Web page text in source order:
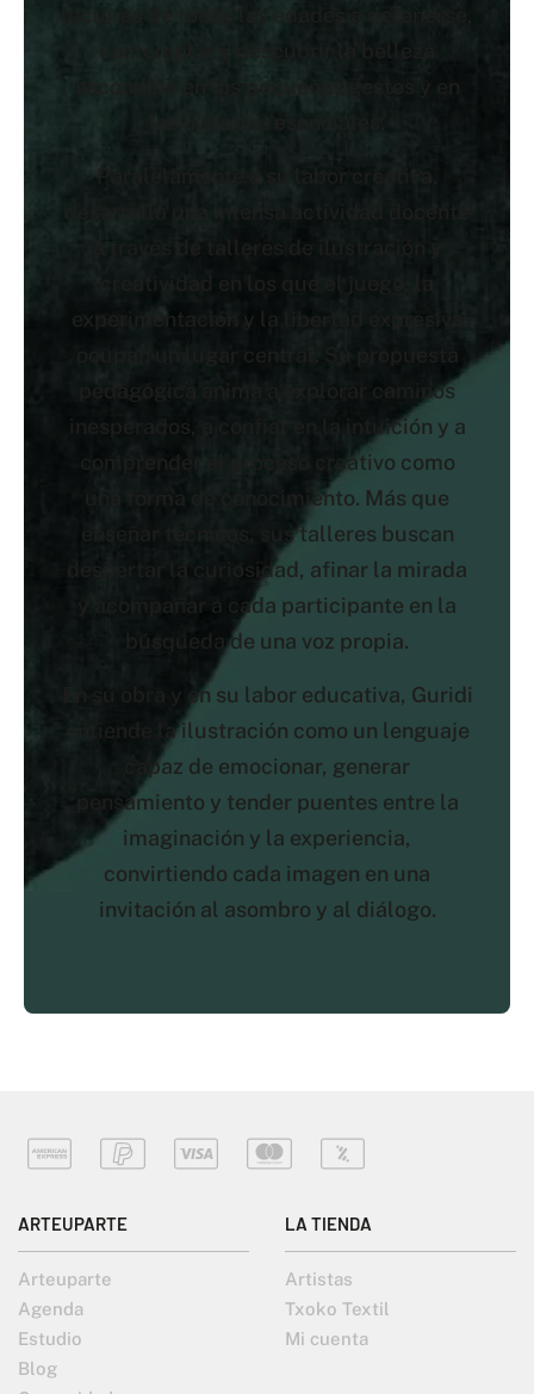
Paralelamente a su labor creativa,
desarrolla una intensa actividad docente
a través de talleres de ilustración y
creatividad en los que el juego, la
experimentación y la libertad expresiva
pedagógica anima a explorar caminos
inesperados, a confiar en la intuición y a
comprender el proceso creativo como
una forma de conocimiento. Más que
enseñar técnicas, sus talleres buscan
despertar la curiosidad, afinar la mirada
y acompañar a cada participante en la
búsqueda de una voz propia.
En su obra y en su labor educativa, Guridi
entiende la ilustración como un lenguaje
capaz de emocionar, generar
pensamiento y tender puentes entre la
imaginación y la experiencia,
convirtiendo cada imagen en una
invitación al asombro y al diálogo.
ARTEUPARTE
Arteuparte
Agenda
Estudio
Blog
LA TIENDA
Artistas
Txoko Textil
Mi cuenta